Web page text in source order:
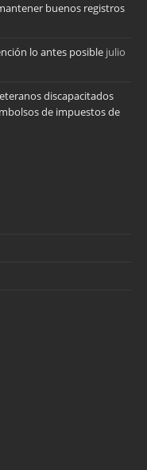
buenos registros
lo antes posible julio
discapacitados
de impuestos de